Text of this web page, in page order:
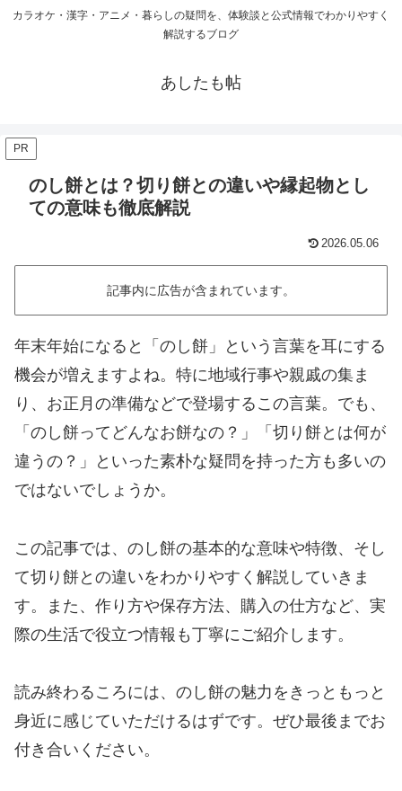
カラオケ・漢字・アニメ・暮らしの疑問を、体験談と公式情報でわかりやすく
解説するブログ
あしたも帖
PR
のし餅とは？切り餅との違いや縁起物とし
ての意味も徹底解説
2026.05.06
記事内に広告が含まれています。
年末年始になると「のし餅」という言葉を耳にする
機会が増えますよね。特に地域行事や親戚の集ま
り、お正月の準備などで登場するこの言葉。でも、
「のし餅ってどんなお餅なの？」「切り餅とは何が
違うの？」といった素朴な疑問を持った方も多いの
ではないでしょうか。
この記事では、のし餅の基本的な意味や特徴、そし
て切り餅との違いをわかりやすく解説していきま
す。また、作り方や保存方法、購入の仕方など、実
際の生活で役立つ情報も丁寧にご紹介します。
読み終わるころには、のし餅の魅力をきっともっと
身近に感じていただけるはずです。ぜひ最後までお
付き合いください。